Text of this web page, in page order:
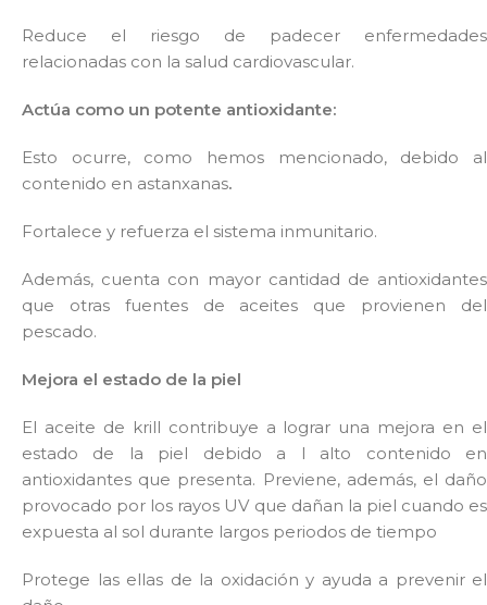
Reduce el riesgo de padecer enfermedades
relacionadas con la salud cardiovascular.
Actúa como un potente antioxidante:
Esto ocurre, como hemos mencionado, debido al
contenido en astanxanas.
Fortalece y refuerza el sistema inmunitario.
Además, cuenta con mayor cantidad de antioxidantes
que otras fuentes de aceites que provienen del
pescado.
Mejora el estado de la piel
El aceite de krill contribuye a lograr una mejora en el
estado de la piel debido a l alto contenido en
antioxidantes que presenta. Previene, además, el daño
provocado por los rayos UV que dañan la piel cuando es
expuesta al sol durante largos periodos de tiempo
Protege las ellas de la oxidación y ayuda a prevenir el